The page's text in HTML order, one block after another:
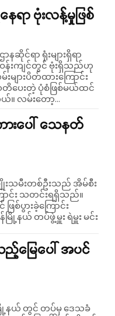
ေရာ ဗုံးလန့်မှုဖြစ်
ဆိုင်ရာ ရုံးများရှိရာ
ဝန်းကျင်တွင် ဗုံးရှိသည်ဟု
ျားပိတ်ထားကြောင်း
လမ်းတော့...
ားပေါ် သေနတ်
းသမီးတစ်ဦးသည် အိမ်စီး
ာင်း သတင်းရရှိသည်။
စ်ပွားခဲ့ကြောင်း
မြေပေါ် အပင်
ြို့နယ် တွင် တပ်မှ ဒေသခံ